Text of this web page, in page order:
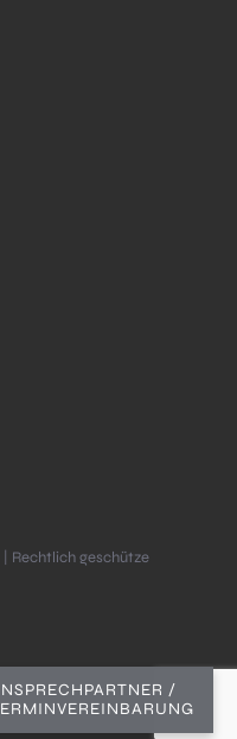
/
Rechtlich geschütze